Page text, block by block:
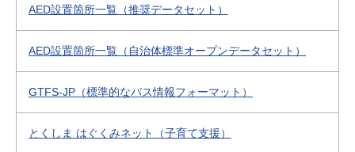
AED設置箇所一覧（推奨データセット）
AED設置箇所一覧（自治体標準オープンデータセット）
GTFS-JP（標準的なバス情報フォーマット）
とくしま はぐくみネット（子育て支援）